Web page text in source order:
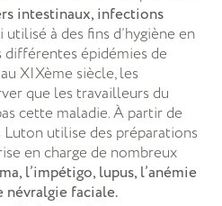
intestinaux, infections
à des fins d’hygiène en
différentes épidémies de
XIXème siècle, les
que les travailleurs du
cette maladie. À partir de
Luton utilise des préparations
en charge de nombreux
l’impétigo, lupus, l’anémie
névralgie faciale.